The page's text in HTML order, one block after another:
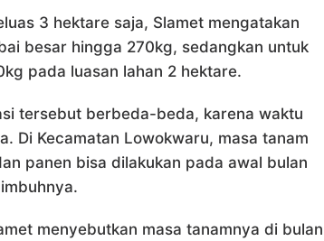
3 hektare saja, Slamet mengatakan
besar hingga 270kg, sedangkan untuk
pada luasan lahan 2 hektare.
tersebut berbeda-beda, karena waktu
Di Kecamatan Lowokwaru, masa tanam
panen bisa dilakukan pada awal bulan
menyebutkan masa tanamnya di bulan